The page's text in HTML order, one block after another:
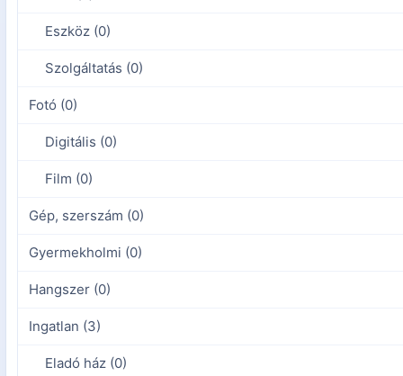
Eszköz (0)
Szolgáltatás (0)
Fotó (0)
Digitális (0)
Film (0)
Gép, szerszám (0)
Gyermekholmi (0)
Hangszer (0)
Ingatlan (3)
Eladó ház (0)